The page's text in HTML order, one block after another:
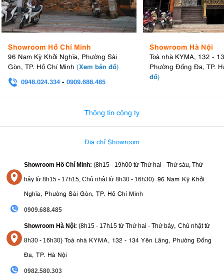
Showroom Hồ Chí Minh
96 Nam Kỳ Khởi Nghĩa, Phường Sài
Gòn, TP. Hồ Chí Minh (Xem bản đồ)
0948.024.334 - 0909.688.485
Showroom Hà Nội
Toà nhà KYMA, 132 -
Phường Đống Đa, TP.
đồ)
Thông tin công ty
Địa chỉ Showroom
Showroom Hồ Chí Minh: (8h15 - 19h00 từ Thứ hai - Thứ sáu, Thứ
bảy từ 8h15 - 17h15, Chủ nhật từ 8h30 - 16h30) 96 Nam Kỳ Khởi
Nghĩa, Phường Sài Gòn, TP. Hồ Chí Minh
0909.688.485
Showroom Hà Nội: (8h15 - 17h15 từ Thứ hai - Thứ bảy Chủ nhật từ
8h30 - 16h30) Toà nhà KYMA, 132 - 134 Yên Lãng, Phường Đống
Đa, TP. Hà Nội
0982.580.303